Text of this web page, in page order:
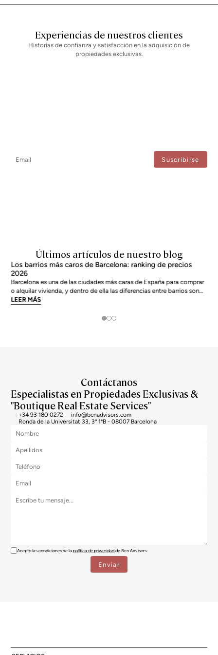
Experiencias de nuestros clientes
Historias de confianza y satisfacción en la adquisición de
propiedades exclusivas.
Últimos artículos de nuestro blog
Los barrios más caros de Barcelona: ranking de precios
2026
Barcelona es una de las ciudades más caras de España para comprar
o alquilar vivienda, y dentro de ella las diferencias entre barrios son
enormes. El precio medio de la ciudad se sitúa en torno a los 5.269
LEER MÁS
Contáctanos
Especialistas en Propiedades Exclusivas &
"Boutique Real Estate Services"
+34 93 180 0272
info@bcnadvisors.com
Ronda de la Universitat 33, 3º 1ªB - 08007 Barcelona
Acepto las condiciones de lapolítica de privacidadde Bcn Advisors